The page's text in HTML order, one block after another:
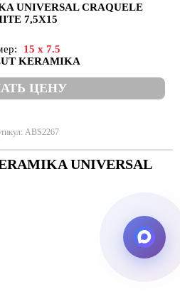
UNIVERSAL CRAQUELE
7,5X15
15 x 7.5
KERAMIKA
ЦЕНУ
ABS2267
UNIVERSAL